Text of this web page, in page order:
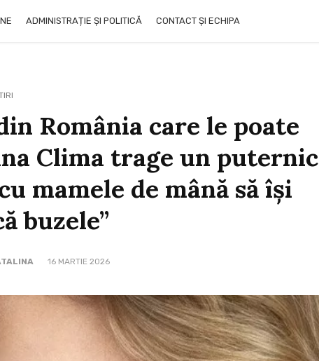
ADMINISTRAȚIE ȘI POLITICĂ CONTACT ȘI ECHIPA
România care le poate
Clima trage un puternic
mamele de mână să își
buzele”
16 MARTIE 2026